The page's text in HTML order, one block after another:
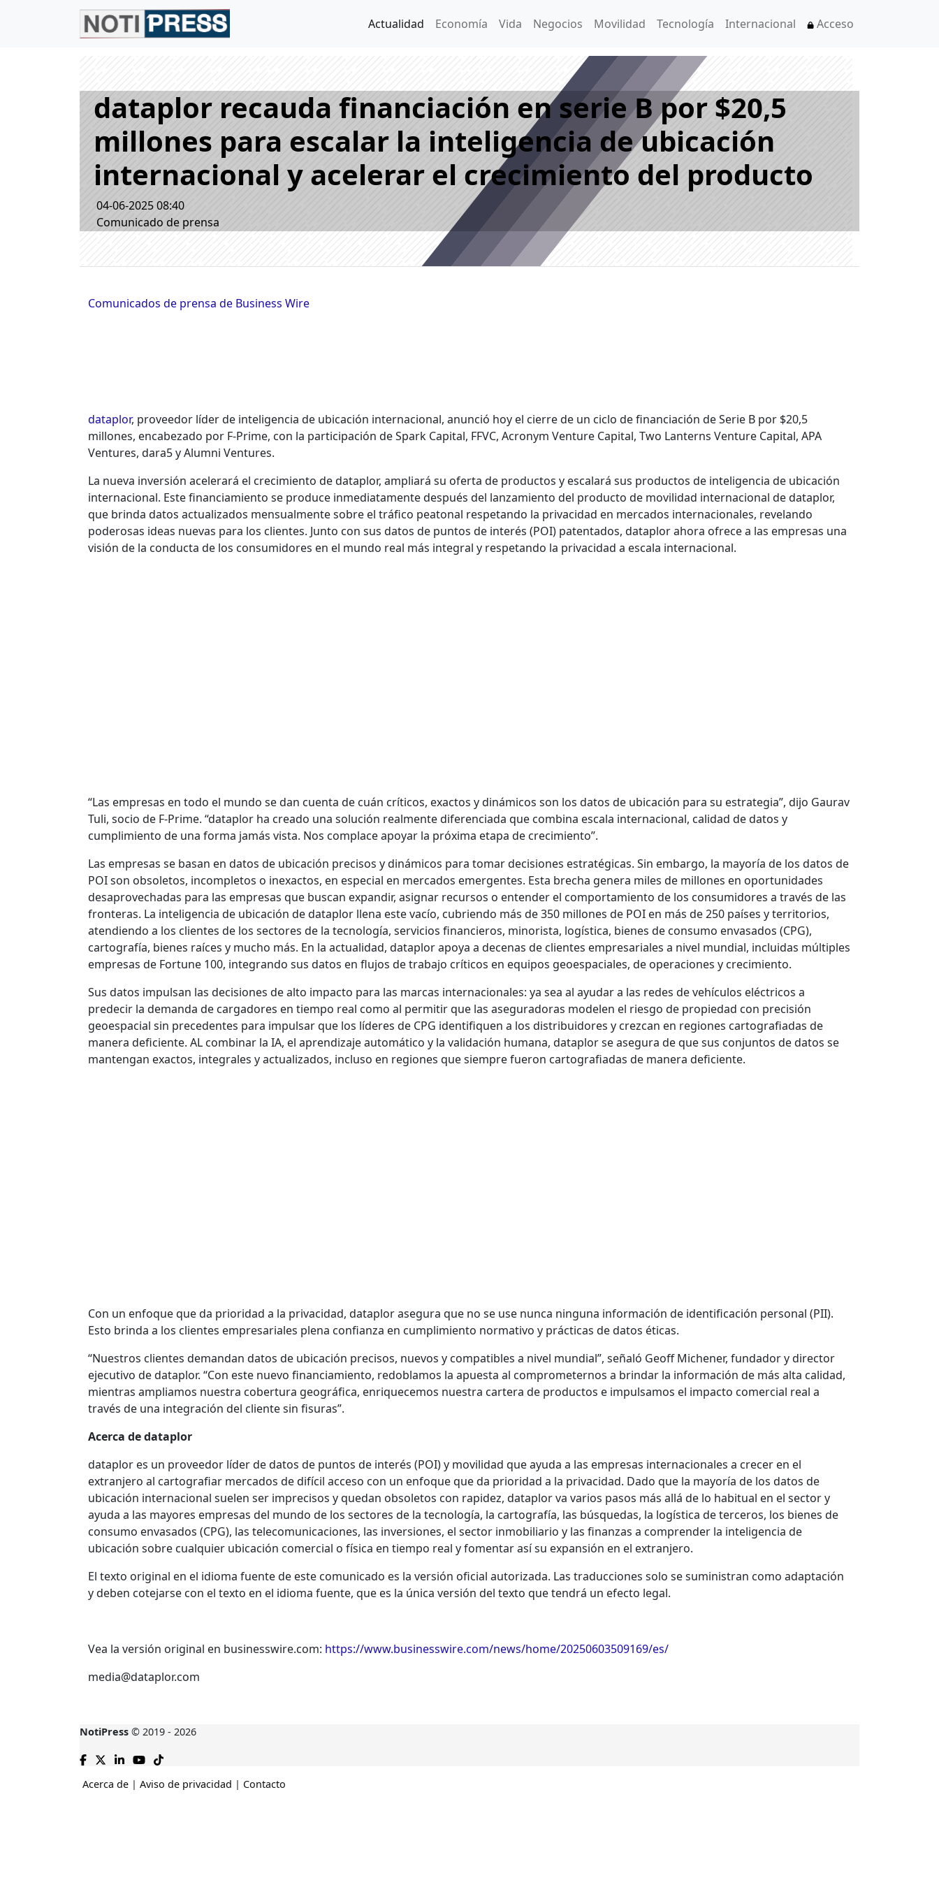
Actualidad Economía Vida Negocios Movilidad Tecnología Internacional Acceso
dataplor recauda financiación en serie B por $20,5
millones para escalar la inteligencia de ubicación
internacional y acelerar el crecimiento del producto
04-06-2025 08:40
Comunicado de prensa
Comunicados de prensa de Business Wire
dataplor, proveedor líder de inteligencia de ubicación internacional, anunció hoy el cierre de un ciclo de financiación de Serie B por $20,5
millones, encabezado por F-Prime, con la participación de Spark Capital, FFVC, Acronym Venture Capital, Two Lanterns Venture Capital, APA
Ventures, dara5 y Alumni Ventures.
La nueva inversión acelerará el crecimiento de dataplor, ampliará su oferta de productos y escalará sus productos de inteligencia de ubicación
internacional. Este financiamiento se produce inmediatamente después del lanzamiento del producto de movilidad internacional de dataplor,
que brinda datos actualizados mensualmente sobre el tráfico peatonal respetando la privacidad en mercados internacionales, revelando
poderosas ideas nuevas para los clientes. Junto con sus datos de puntos de interés (POI) patentados, dataplor ahora ofrece a las empresas una
visión de la conducta de los consumidores en el mundo real más integral y respetando la privacidad a escala internacional.
“Las empresas en todo el mundo se dan cuenta de cuán críticos, exactos y dinámicos son los datos de ubicación para su estrategia”, dijo Gaurav
Tuli, socio de F-Prime. “dataplor ha creado una solución realmente diferenciada que combina escala internacional, calidad de datos y
cumplimiento de una forma jamás vista. Nos complace apoyar la próxima etapa de crecimiento”.
Las empresas se basan en datos de ubicación precisos y dinámicos para tomar decisiones estratégicas. Sin embargo, la mayoría de los datos de
POI son obsoletos, incompletos o inexactos, en especial en mercados emergentes. Esta brecha genera miles de millones en oportunidades
desaprovechadas para las empresas que buscan expandir, asignar recursos o entender el comportamiento de los consumidores a través de las
fronteras. La inteligencia de ubicación de dataplor llena este vacío, cubriendo más de 350 millones de POI en más de 250 países y territorios,
atendiendo a los clientes de los sectores de la tecnología, servicios financieros, minorista, logística, bienes de consumo envasados (CPG),
cartografía, bienes raíces y mucho más. En la actualidad, dataplor apoya a decenas de clientes empresariales a nivel mundial, incluidas múltiples
empresas de Fortune 100, integrando sus datos en flujos de trabajo críticos en equipos geoespaciales, de operaciones y crecimiento.
Sus datos impulsan las decisiones de alto impacto para las marcas internacionales: ya sea al ayudar a las redes de vehículos eléctricos a
predecir la demanda de cargadores en tiempo real como al permitir que las aseguradoras modelen el riesgo de propiedad con precisión
geoespacial sin precedentes para impulsar que los líderes de CPG identifiquen a los distribuidores y crezcan en regiones cartografiadas de
manera deficiente. AL combinar la IA, el aprendizaje automático y la validación humana, dataplor se asegura de que sus conjuntos de datos se
mantengan exactos, integrales y actualizados, incluso en regiones que siempre fueron cartografiadas de manera deficiente.
Con un enfoque que da prioridad a la privacidad, dataplor asegura que no se use nunca ninguna información de identificación personal (PII).
Esto brinda a los clientes empresariales plena confianza en cumplimiento normativo y prácticas de datos éticas.
“Nuestros clientes demandan datos de ubicación precisos, nuevos y compatibles a nivel mundial”, señaló Geoff Michener, fundador y director
ejecutivo de dataplor. “Con este nuevo financiamiento, redoblamos la apuesta al comprometernos a brindar la información de más alta calidad,
mientras ampliamos nuestra cobertura geográfica, enriquecemos nuestra cartera de productos e impulsamos el impacto comercial real a
través de una integración del cliente sin fisuras”.
Acerca de dataplor
dataplor es un proveedor líder de datos de puntos de interés (POI) y movilidad que ayuda a las empresas internacionales a crecer en el
extranjero al cartografiar mercados de difícil acceso con un enfoque que da prioridad a la privacidad. Dado que la mayoría de los datos de
ubicación internacional suelen ser imprecisos y quedan obsoletos con rapidez, dataplor va varios pasos más allá de lo habitual en el sector y
ayuda a las mayores empresas del mundo de los sectores de la tecnología, la cartografía, las búsquedas, la logística de terceros, los bienes de
consumo envasados (CPG), las telecomunicaciones, las inversiones, el sector inmobiliario y las finanzas a comprender la inteligencia de
ubicación sobre cualquier ubicación comercial o física en tiempo real y fomentar así su expansión en el extranjero.
El texto original en el idioma fuente de este comunicado es la versión oficial autorizada. Las traducciones solo se suministran como adaptación
y deben cotejarse con el texto en el idioma fuente, que es la única versión del texto que tendrá un efecto legal.
Vea la versión original en businesswire.com: https://www.businesswire.com/news/home/20250603509169/es/
media@dataplor.com
NotiPress © 2019 - 2026
Acerca de | Aviso de privacidad | Contacto